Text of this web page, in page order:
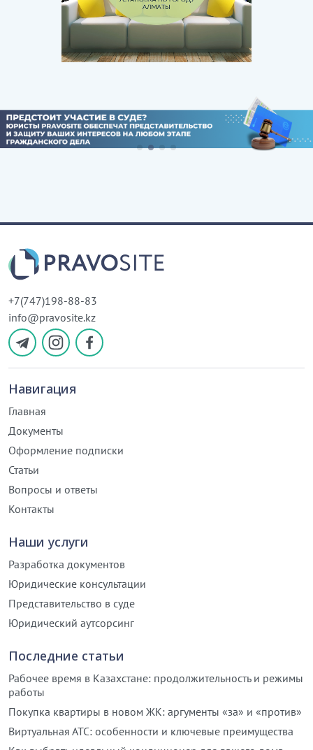
+7(747)198-88-83
info@pravosite.kz
Навигация
Главная
Документы
Оформление подписки
Статьи
Вопросы и ответы
Контакты
Наши услуги
Разработка документов
Юридические консультации
Представительство в суде
Юридический аутсорсинг
Последние статьи
Рабочее время в Казахстане: продолжительность и режимы
работы
Покупка квартиры в новом ЖК: аргументы «за» и «против»
Виртуальная АТС: особенности и ключевые преимущества